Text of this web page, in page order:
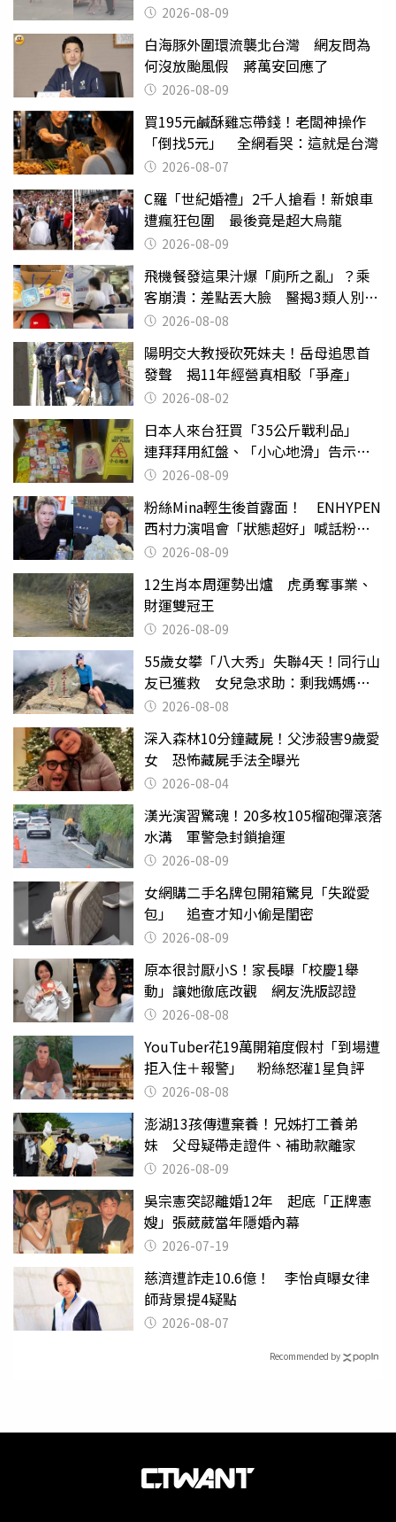
2026-08-09
白海豚外圍環流襲北台灣 網友問為
何沒放颱風假 蔣萬安回應了
2026-08-09
買195元鹹酥雞忘帶錢！老闆神操作
「倒找5元」 全網看哭：這就是台灣
2026-08-07
C羅「世紀婚禮」2千人搶看！新娘車
遭瘋狂包圍 最後竟是超大烏龍
2026-08-09
飛機餐發這果汁爆「廁所之亂」？乘
客崩潰：差點丟大臉 醫揭3類人別亂
喝 2026-08-08
陽明交大教授砍死妹夫！岳母追思首
發聲 揭11年經營真相駁「爭產」
2026-08-02
日本人來台狂買「35公斤戰利品」
連拜拜用紅盤、「小心地滑」告示牌
也帶回家
2026-08-09
粉絲Mina輕生後首露面！ ENHYPEN
西村力演唱會「狀態超好」喊話粉
絲：我們心意相通
2026-08-09
12生肖本周運勢出爐 虎勇奪事業、
財運雙冠王
2026-08-09
55歲女攀「八大秀」失聯4天！同行山
友已獲救 女兒急求助：剩我媽媽還
沒找到
2026-08-08
深入森林10分鐘藏屍！父涉殺害9歲愛
女 恐怖藏屍手法全曝光
2026-08-04
漢光演習驚魂！20多枚105榴砲彈滾落
水溝 軍警急封鎖搶運
2026-08-09
女網購二手名牌包開箱驚見「失蹤愛
包」 追查才知小偷是閨密
2026-08-09
原本很討厭小S！家長曝「校慶1舉
動」讓她徹底改觀 網友洗版認證
2026-08-08
YouTuber花19萬開箱度假村「到場遭
拒入住＋報警」 粉絲怒灌1星負評
2026-08-08
澎湖13孩傳遭棄養！兄姊打工養弟
妹 父母疑帶走證件、補助款離家
2026-08-09
吳宗憲突認離婚12年 起底「正牌憲
嫂」張葳葳當年隱婚內幕
2026-07-19
慈濟遭詐走10.6億！ 李怡貞曝女律
師背景提4疑點
2026-08-07
Recommended by